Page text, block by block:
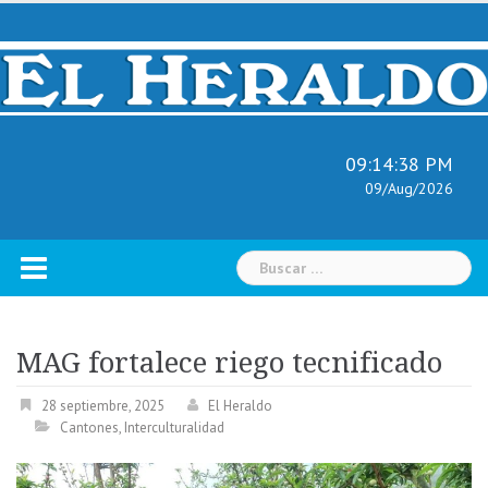
Skip
content
09:14:39 PM
09/Aug/2026
Buscar:
MAG fortalece riego tecnificado
28 septiembre, 2025
El Heraldo
Cantones, Interculturalidad